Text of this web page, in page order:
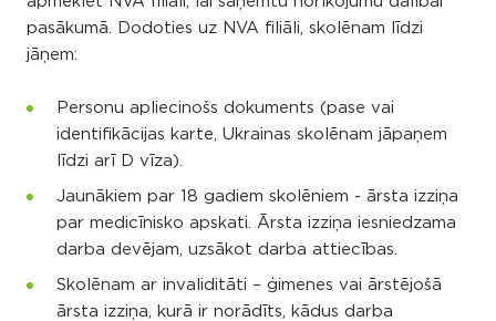
pasākumā. Dodoties uz NVA filiāli, skolēnam līdzi
jāņem:
Personu apliecinošs dokuments (pase vai
identifikācijas karte, Ukrainas skolēnam jāpaņem
līdzi arī D vīza).
Jaunākiem par 18 gadiem skolēniem - ārsta izziņa
par medicīnisko apskati. Ārsta izziņa iesniedzama
darba devējam, uzsākot darba attiecības.
Skolēnam ar invaliditāti – ģimenes vai ārstējošā
ārsta izziņa, kurā ir norādīts, kādus darba